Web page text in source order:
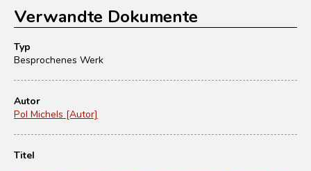
Verwandte Dokumente
Typ
Besprochenes Werk
Autor
Pol Michels [Autor]
Titel